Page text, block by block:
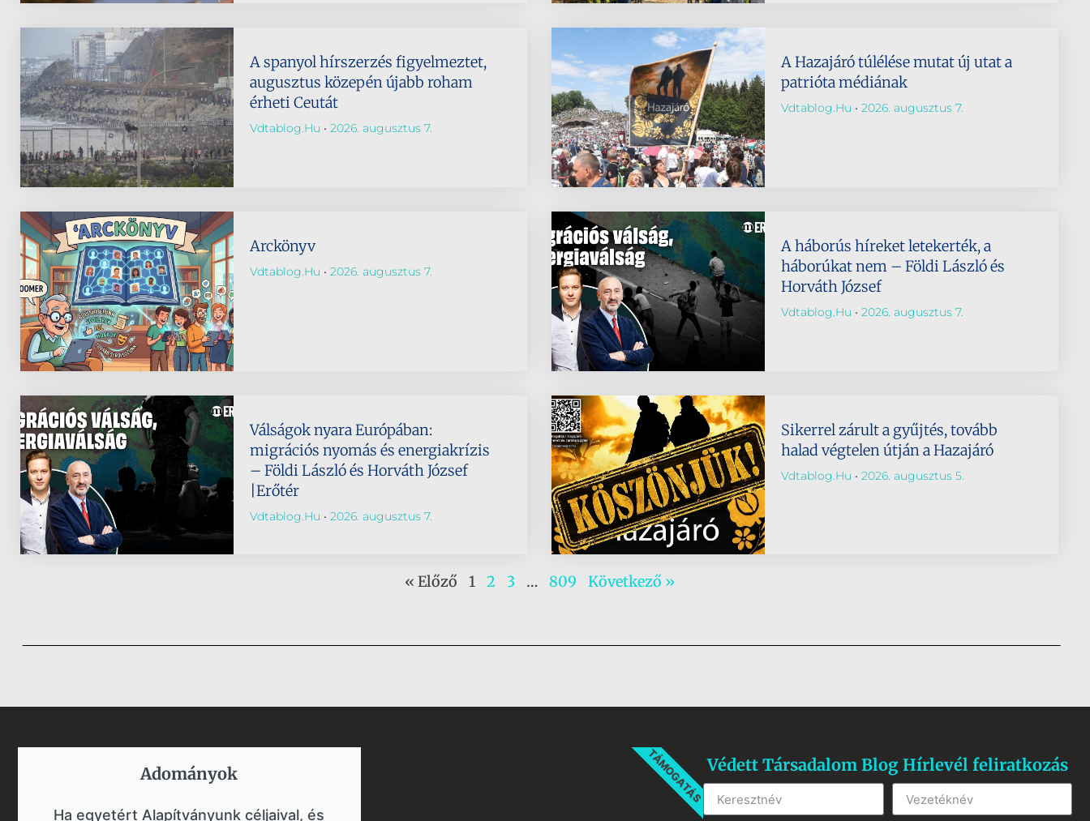
A spanyol hírszerzés figyelmeztet,
augusztus közepén újabb roham
érheti Ceutát
Vdtablog.hu 2026. augusztus 7.
A Hazajáró túlélése mutat új utat a
patrióta médiának
Vdtablog.hu 2026. augusztus 7.
Arckönyv
Vdtablog.hu 2026. augusztus 7.
A háborús híreket letekerték, a
háborúkat nem – Földi László és
Horváth József
Vdtablog.hu 2026. augusztus 7.
Válságok nyara Európában:
migrációs nyomás és energiakrízis
– Földi László és Horváth József
|Erőtér
Vdtablog.hu 2026. augusztus 7.
Sikerrel zárult a gyűjtés, tovább
halad végtelen útján a Hazajáró
Vdtablog.hu 2026. augusztus 5.
« Előző 1 2 3 … 809 Következő »
Adományok​
Ha egyetért Alapítványunk céljaival, és
TÁMOGATÁSVédett Társadalom Blog Hírlevél feliratkozás